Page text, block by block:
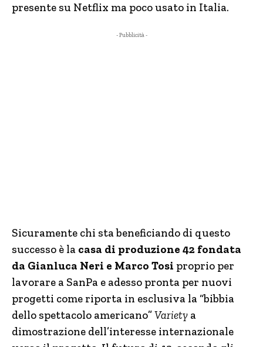
presente su Netflix ma poco usato in Italia.
- Pubblicità -
Sicuramente chi sta beneficiando di questo
successo è la casa di produzione 42 fondata
da Gianluca Neri e Marco Tosi proprio per
lavorare a SanPa e adesso pronta per nuovi
progetti come riporta in esclusiva la “bibbia
dello spettacolo americano”Variety a
dimostrazione dell’interesse internazionale